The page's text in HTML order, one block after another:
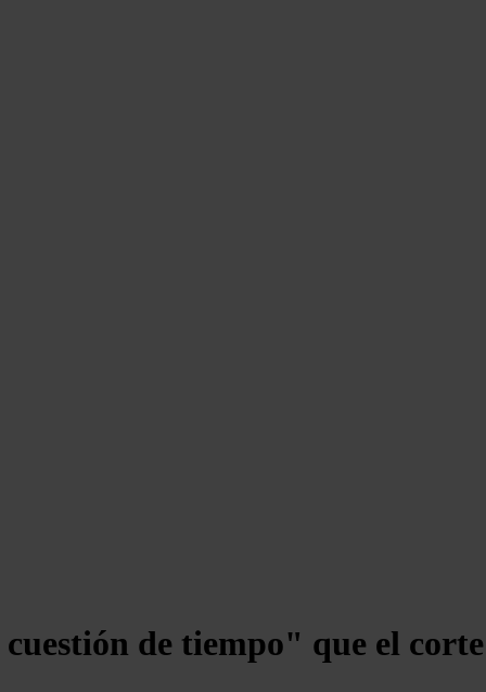
de tiempo" que el